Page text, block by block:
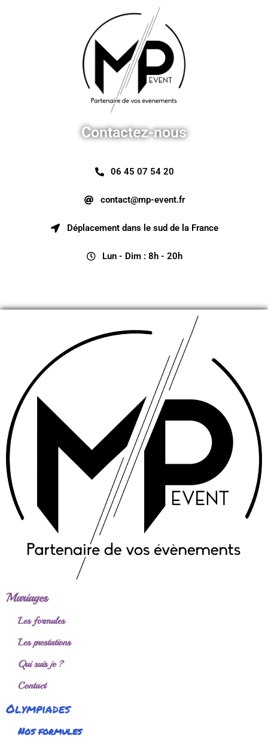
Contactez-nous
06 45 07 54 20
contact@mp-event.fr
Déplacement dans le sud de la France
Lun - Dim : 8h - 20h
Mariages
Les formules
Les prestations
Qui suis je ?
Contact
Olympiades
Nos formules